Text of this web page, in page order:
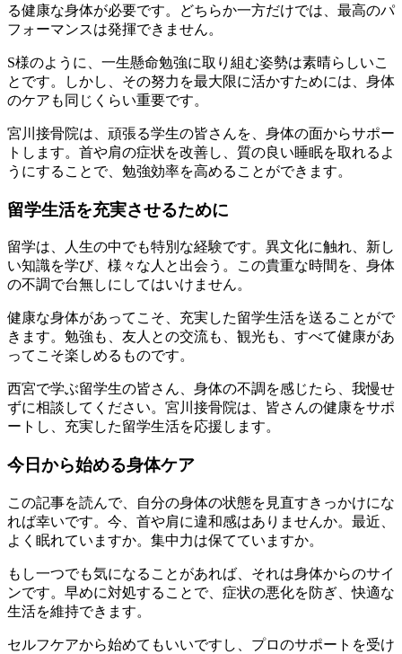
る健康な身体が必要です。どちらか一方だけでは、最高のパ
フォーマンスは発揮できません。
S様のように、一生懸命勉強に取り組む姿勢は素晴らしいこ
とです。しかし、その努力を最大限に活かすためには、身体
のケアも同じくらい重要です。
宮川接骨院は、頑張る学生の皆さんを、身体の面からサポー
トします。首や肩の症状を改善し、質の良い睡眠を取れるよ
うにすることで、勉強効率を高めることができます。
留学生活を充実させるために
留学は、人生の中でも特別な経験です。異文化に触れ、新し
い知識を学び、様々な人と出会う。この貴重な時間を、身体
の不調で台無しにしてはいけません。
健康な身体があってこそ、充実した留学生活を送ることがで
きます。勉強も、友人との交流も、観光も、すべて健康があ
ってこそ楽しめるものです。
西宮で学ぶ留学生の皆さん、身体の不調を感じたら、我慢せ
ずに相談してください。宮川接骨院は、皆さんの健康をサポ
ートし、充実した留学生活を応援します。
今日から始める身体ケア
この記事を読んで、自分の身体の状態を見直すきっかけにな
れば幸いです。今、首や肩に違和感はありませんか。最近、
よく眠れていますか。集中力は保てていますか。
もし一つでも気になることがあれば、それは身体からのサイ
ンです。早めに対処することで、症状の悪化を防ぎ、快適な
生活を維持できます。
セルフケアから始めてもいいですし、プロのサポートを受け